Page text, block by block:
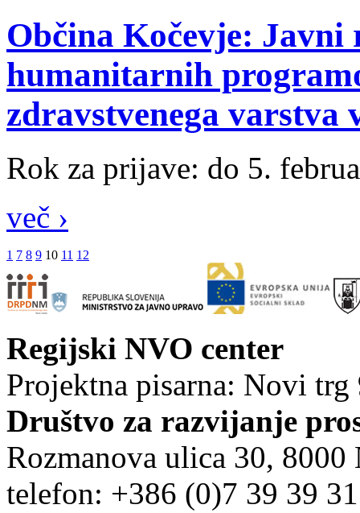
Občina Kočevje: Javni
humanitarnih
zdravstvenega varstva
Rok za prijave: do 5.
več ›
1 7 8 9 10 11 12
Regijski NVO center
Projektna pisarna: Novi
Društvo za razvijanje
Rozmanova ulica 30, 8000
telefon: +386 (0)7 39 39